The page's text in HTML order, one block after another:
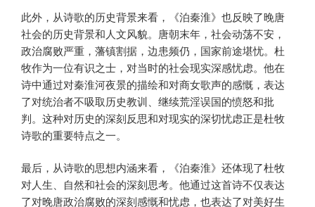
此外，从诗歌的历史背景来看，《泊秦淮》也反映了晚唐
社会的历史背景和人文风貌。唐朝末年，社会动荡不安，
政治腐败严重，藩镇割据，边患频仍，国家前途堪忧。杜
牧作为一位有识之士，对当时的社会现实深感忧虑。他在
诗中通过对秦淮河夜景的描绘和对商女歌声的感慨，表达
了对统治者不吸取历史教训、继续荒淫误国的愤怒和批
判。这种对历史的深刻反思和对现实的深切忧虑正是杜牧
诗歌的重要特点之一。
最后，从诗歌的思想内涵来看，《泊秦淮》还体现了杜牧
对人生、自然和社会的深刻思考。他通过这首诗不仅表达
了对晚唐政治腐败的深刻感慨和忧虑，也表达了对美好生